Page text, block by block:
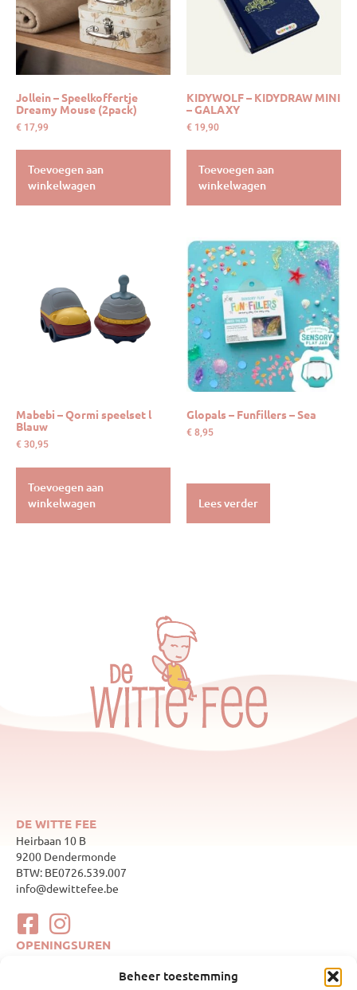
Beheer toestemming
Jollein – Speelkoffertje
Dreamy Mouse (2pack)
€ 17,99
Toevoegen aan
winkelwagen
KIDYWOLF – KIDYDRAW MINI
– GALAXY
€ 19,90
Toevoegen aan
winkelwagen
Mabebi – Qormi speelset l
Blauw
€ 30,95
Toevoegen aan
winkelwagen
Glopals – Funfillers – Sea
€ 8,95
Lees verder
DE WITTE FEE
Heirbaan 10 B
9200 Dendermonde
BTW: BE0726.539.007
info@dewittefee.be
OPENINGSUREN
10:00–17:00